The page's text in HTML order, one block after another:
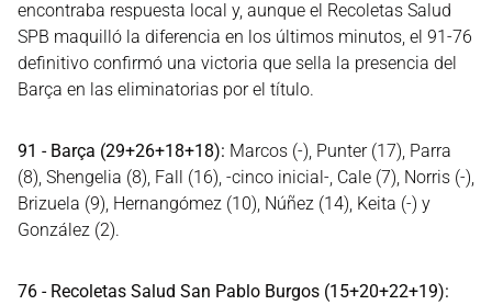
encontraba respuesta local y, aunque el Recoletas Salud
SPB maquilló la diferencia en los últimos minutos, el 91-76
definitivo confirmó una victoria que sella la presencia del
Barça en las eliminatorias por el título.
91 - Barça (29+26+18+18): Marcos (-), Punter (17), Parra
(8), Shengelia (8), Fall (16), -cinco inicial-, Cale (7), Norris (-),
Brizuela (9), Hernangómez (10), Núñez (14), Keita (-) y
González (2).
76 - Recoletas Salud San Pablo Burgos (15+20+22+19):